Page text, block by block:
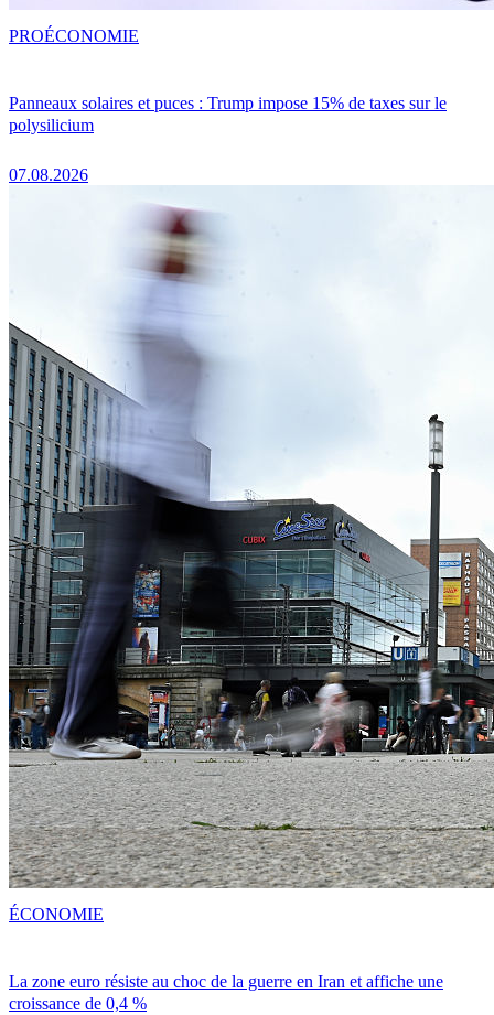
Panneaux solaires et puces : Trump impose 15% de taxes sur le
polysilicium
07.08.2026
PROÉCONOMIE
La zone euro résiste au choc de la guerre en Iran et affiche une
croissance de 0,4 %
ÉCONOMIE